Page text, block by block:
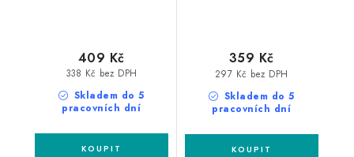
Skladem do 5
pracovních dní
338 Kč bez DPH
409 Kč
Skladem do 5
pracovních dní
297 Kč bez DPH
359 Kč